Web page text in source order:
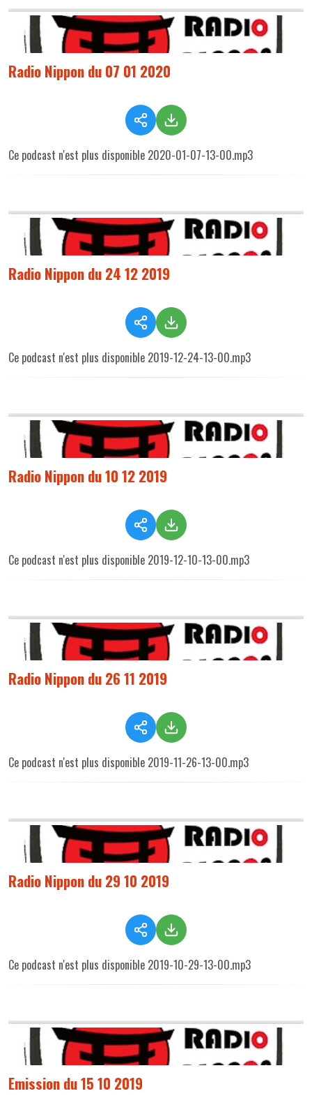
Radio Nippon du 07 01 2020
Ce podcast n'est plus disponible 2020-01-07-13-00.mp3
Radio Nippon du 24 12 2019
Ce podcast n'est plus disponible 2019-12-24-13-00.mp3
Radio Nippon du 10 12 2019
Ce podcast n'est plus disponible 2019-12-10-13-00.mp3
Radio Nippon du 26 11 2019
Ce podcast n'est plus disponible 2019-11-26-13-00.mp3
Radio Nippon du 29 10 2019
Ce podcast n'est plus disponible 2019-10-29-13-00.mp3
Emission du 15 10 2019